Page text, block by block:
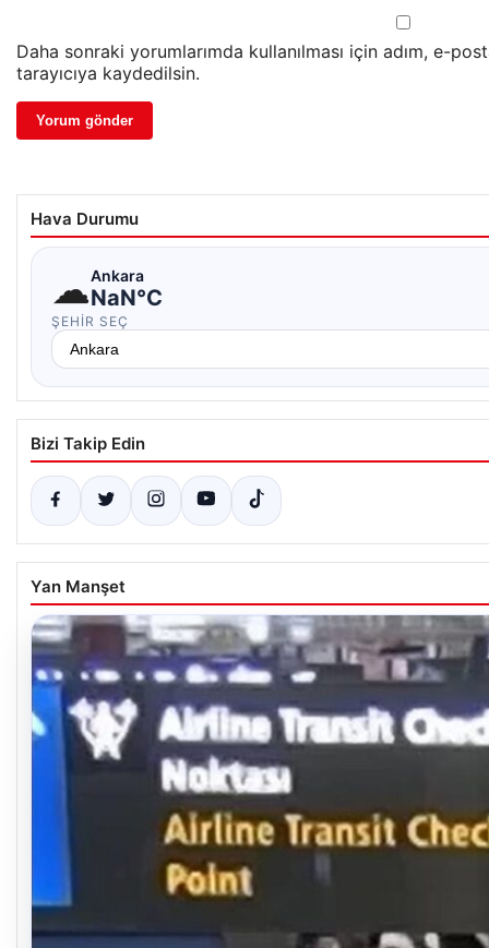
Daha sonraki yorumlarımda kullanılması için adım, e-
tarayıcıya kaydedilsin.
Hava Durumu
☁Ankara
NaN°C
ŞEHIR SEÇ
Bizi Takip Edin
Yan Manşet